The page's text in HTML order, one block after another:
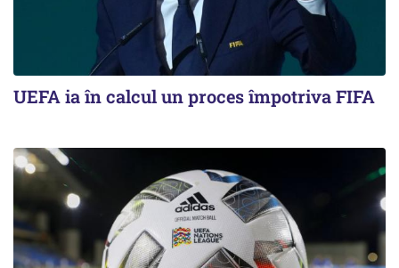
UEFA ia în calcul un proces împotriva FIFA